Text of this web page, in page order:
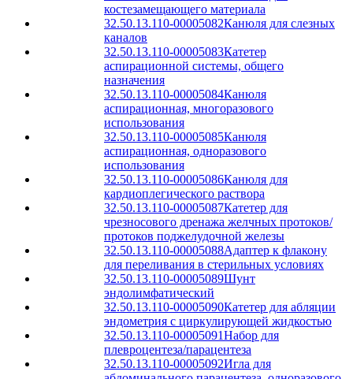
костезамещающего материала
32.50.13.110-00005082Канюля для слезных
каналов
32.50.13.110-00005083Катетер
аспирационной системы, общего
назначения
32.50.13.110-00005084Канюля
аспирационная, многоразового
использования
32.50.13.110-00005085Канюля
аспирационная, одноразового
использования
32.50.13.110-00005086Канюля для
кардиоплегического раствора
32.50.13.110-00005087Катетер для
чрезносового дренажа желчных протоков/
протоков поджелудочной железы
32.50.13.110-00005088Адаптер к флакону
для переливания в стерильных условиях
32.50.13.110-00005089Шунт
эндолимфатический
32.50.13.110-00005090Катетер для абляции
эндометрия с циркулирующей жидкостью
32.50.13.110-00005091Набор для
плевроцентеза/парацентеза
32.50.13.110-00005092Игла для